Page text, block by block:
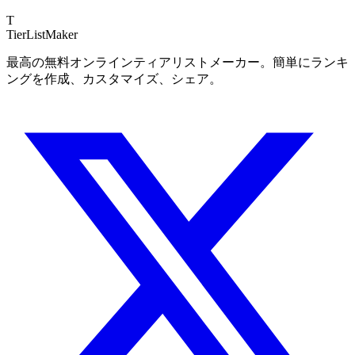
T
TierListMaker
最高の無料オンラインティアリストメーカー。簡単にランキ
ングを作成、カスタマイズ、シェア。